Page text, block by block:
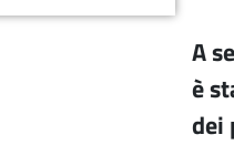
A
è
dei